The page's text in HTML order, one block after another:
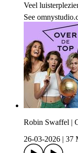
Veel
See
Robin Swaffel |
26-03-2026
37